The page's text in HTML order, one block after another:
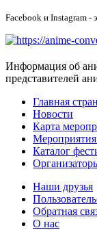
Facebook и Instagram -
Информация об
представителей
Главная
Новости
Карта
Каталог
Наши друзья
Обратная
О нас